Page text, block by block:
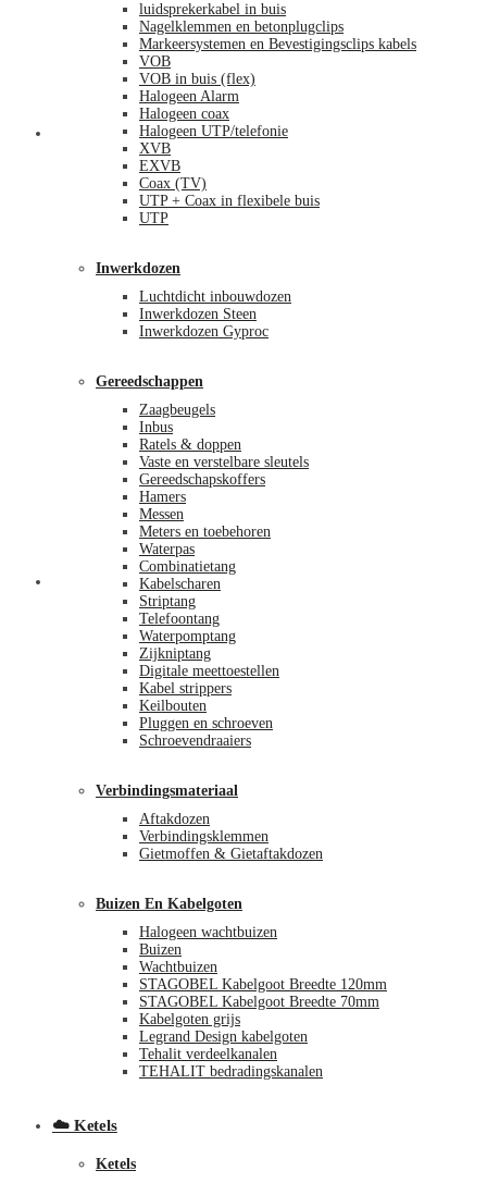
Mijn account
luidsprekerkabel in buis
Nagelklemmen en betonplugclips
Markeersystemen en Bevestigingsclips kabels
VOB
VOB in buis (flex)
Halogeen Alarm
Halogeen coax
Halogeen UTP/telefonie
XVB
EXVB
Coax (TV)
UTP + Coax in flexibele buis
UTP
Inwerkdozen
Luchtdicht inbouwdozen
Inwerkdozen Steen
Inwerkdozen Gyproc
Gereedschappen
Zaagbeugels
Inbus
Ratels & doppen
Vaste en verstelbare sleutels
Gereedschapskoffers
Hamers
Messen
Meters en toebehoren
Waterpas
Combinatietang
Kabelscharen
Striptang
Telefoontang
Waterpomptang
Zijkniptang
Digitale meettoestellen
Kabel strippers
Keilbouten
Pluggen en schroeven
Schroevendraaiers
Verbindingsmateriaal
Aftakdozen
Verbindingsklemmen
Gietmoffen & Gietaftakdozen
Buizen En Kabelgoten
Halogeen wachtbuizen
Buizen
Wachtbuizen
STAGOBEL Kabelgoot Breedte 120mm
STAGOBEL Kabelgoot Breedte 70mm
Kabelgoten grijs
Legrand Design kabelgoten
Tehalit verdeelkanalen
TEHALIT bedradingskanalen
☁️ Ketels
Ketels